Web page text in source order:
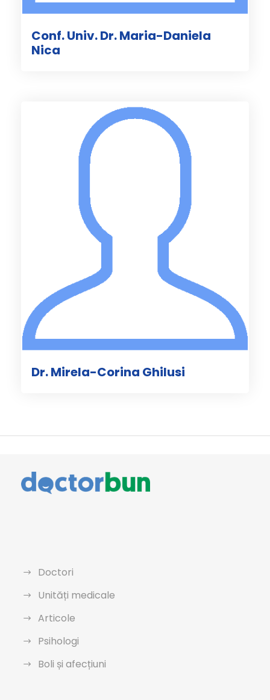
Conf. Univ. Dr. Maria-Daniela
Nica
Dr. Mirela-Corina Ghilusi
Doctori
Unități medicale
Articole
Psihologi
Boli și afecțiuni